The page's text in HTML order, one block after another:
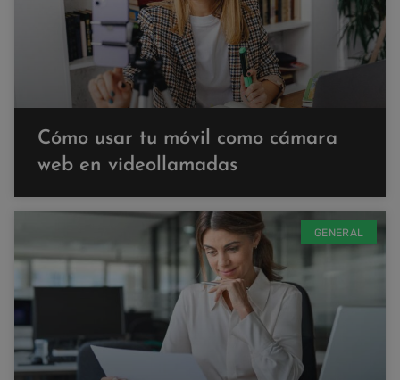
Cómo usar tu móvil como cámara
web en videollamadas
GENERAL